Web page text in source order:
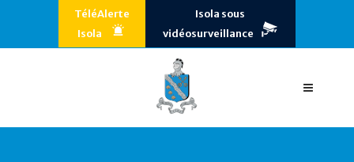
TéléAlerte
Isola
Isola sous
vidéosurveillance